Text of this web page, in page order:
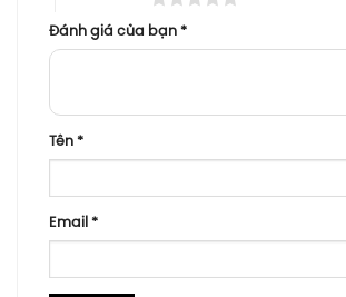
Đánh giá của bạn *
Tên *
Email *